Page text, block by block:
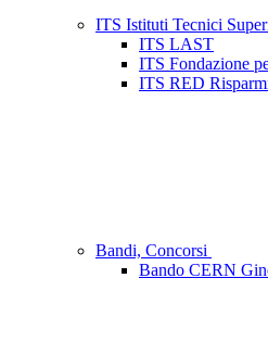
ITS Istituti Tecnici
ITS LAST
ITS Fondazione
ITS RED
Bandi, Concorsi
Bando CERN